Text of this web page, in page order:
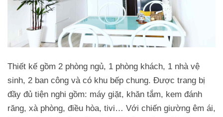
Thiết kế gồm 2 phòng ngủ, 1 phòng khách, 1 nhà vệ
sinh, 2 ban công và có khu bếp chung. Được trang bị
đầy đủ tiện nghi gồm: máy giặt, khăn tắm, kem đánh
răng, xà phòng, điều hòa, tivi… Với chiến giường êm ái,